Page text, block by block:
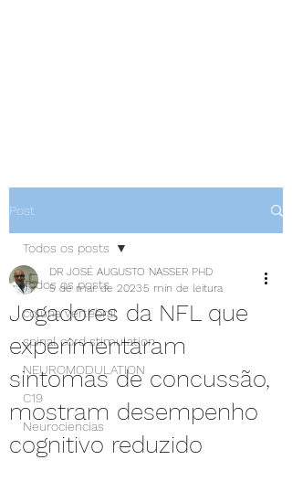
Post
Todos os posts
coluna vertebral
spinal cord stimulation
NEUROMODULATION
C19
Neurociencias
Todos os posts
Jogadores da NFL que
experimentaram
sintomas de concussão,
mostram desempenho
cognitivo reduzido
DR JOSÉ AUGUSTO NASSER PHD
5 de mar. de 20235 min de leitura